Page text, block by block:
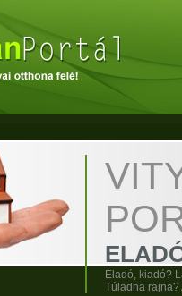
Eladó, kiadó?
Túladna rajna?